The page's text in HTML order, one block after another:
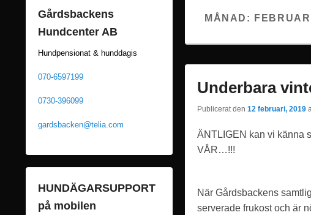
MÅNAD:
Underbara
Publicerat den 12 februari, 2019
ÄNTLIGEN kan vi känna
VÅR…!!!
När Gårdsbackens
serverade frukost och är
Gårdsbackens
Hundcenter AB
Hundpensionat & hunddagis
070-6597199
0730-396099
gardsbacken@telia.com
HUNDÄGARSUPPORT
på mobilen